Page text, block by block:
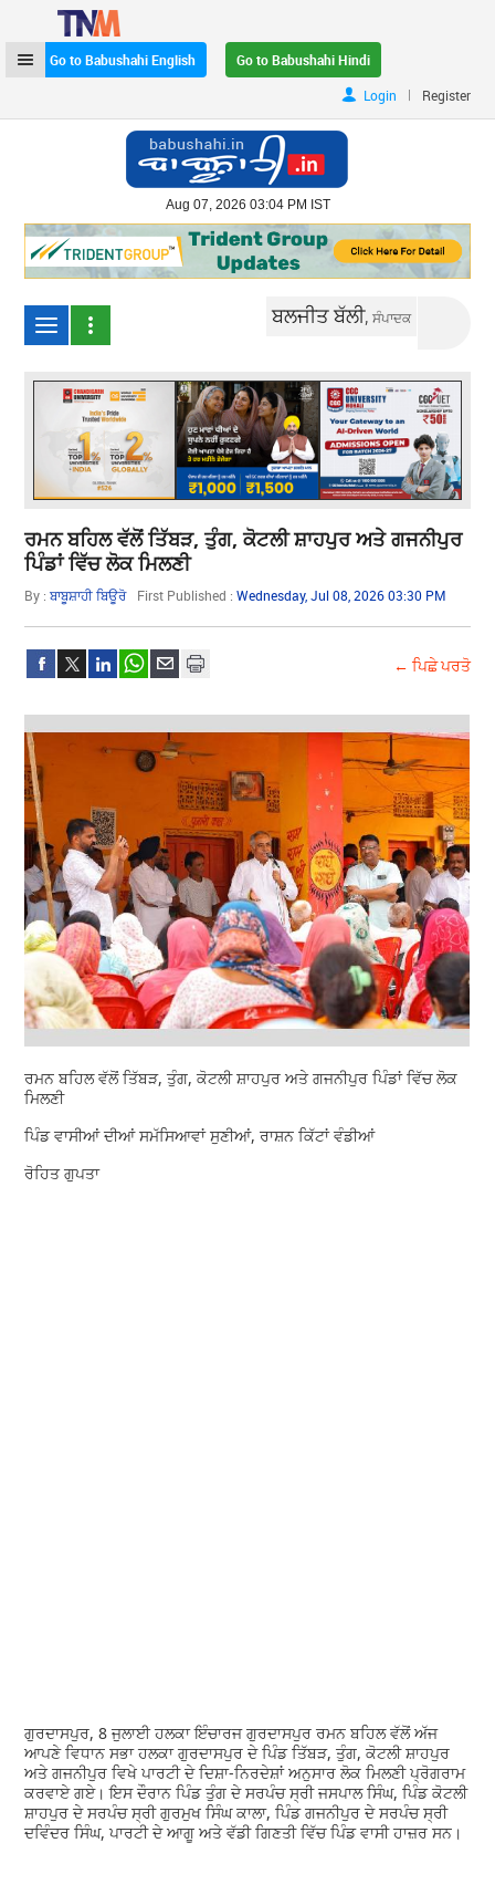
Go to Babushahi English
Go to Babushahi Hindi
Login
| Register
Aug 07, 2026 03:04 PM IST
ਬਲਜੀਤ ਬੱਲੀ,ਸੰਪਾਦਕ
ਰਮਨ ਬਹਿਲ ਵੱਲੋਂ ਤਿੱਬੜ, ਤੁੰਗ, ਕੋਟਲੀ ਸ਼ਾਹਪੁਰ ਅਤੇ ਗਜਨੀਪੁਰ
ਪਿੰਡਾਂ ਵਿੱਚ ਲੋਕ ਮਿਲਣੀ
By :ਬਾਬੂਸ਼ਾਹੀ ਬਿਊਰੋ First Published :Wednesday, Jul 08, 2026 03:30 PM
← ਪਿਛੇ ਪਰਤੋ
ਰਮਨ ਬਹਿਲ ਵੱਲੋਂ ਤਿੱਬੜ, ਤੁੰਗ, ਕੋਟਲੀ ਸ਼ਾਹਪੁਰ ਅਤੇ ਗਜਨੀਪੁਰ ਪਿੰਡਾਂ ਵਿੱਚ ਲੋਕ
ਮਿਲਣੀ
ਪਿੰਡ ਵਾਸੀਆਂ ਦੀਆਂ ਸਮੱਸਿਆਵਾਂ ਸੁਣੀਆਂ, ਰਾਸ਼ਨ ਕਿੱਟਾਂ ਵੰਡੀਆਂ
ਰੋਹਿਤ ਗੁਪਤਾ
ਗੁਰਦਾਸਪੁਰ, 8 ਜੁਲਾਈ ਹਲਕਾ ਇੰਚਾਰਜ ਗੁਰਦਾਸਪੁਰ ਰਮਨ ਬਹਿਲ ਵੱਲੋਂ ਅੱਜ
ਆਪਣੇ ਵਿਧਾਨ ਸਭਾ ਹਲਕਾ ਗੁਰਦਾਸਪੁਰ ਦੇ ਪਿੰਡ ਤਿੱਬੜ, ਤੁੰਗ, ਕੋਟਲੀ ਸ਼ਾਹਪੁਰ
ਅਤੇ ਗਜਨੀਪੁਰ ਵਿਖੇ ਪਾਰਟੀ ਦੇ ਦਿਸ਼ਾ-ਨਿਰਦੇਸ਼ਾਂ ਅਨੁਸਾਰ ਲੋਕ ਮਿਲਣੀ ਪ੍ਰੋਗਰਾਮ
ਕਰਵਾਏ ਗਏ। ਇਸ ਦੌਰਾਨ ਪਿੰਡ ਤੁੰਗ ਦੇ ਸਰਪੰਚ ਸ੍ਰੀ ਜਸਪਾਲ ਸਿੰਘ, ਪਿੰਡ ਕੋਟਲੀ
ਸ਼ਾਹਪੁਰ ਦੇ ਸਰਪੰਚ ਸ੍ਰੀ ਗੁਰਮੁਖ ਸਿੰਘ ਕਾਲਾ, ਪਿੰਡ ਗਜਨੀਪੁਰ ਦੇ ਸਰਪੰਚ ਸ੍ਰੀ
ਦਵਿੰਦਰ ਸਿੰਘ, ਪਾਰਟੀ ਦੇ ਆਗੂ ਅਤੇ ਵੱਡੀ ਗਿਣਤੀ ਵਿੱਚ ਪਿੰਡ ਵਾਸੀ ਹਾਜ਼ਰ ਸਨ।